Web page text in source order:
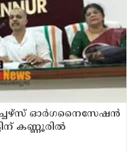
ഓർഗനൈസേഷൻ
കണ്ണൂരിൽ